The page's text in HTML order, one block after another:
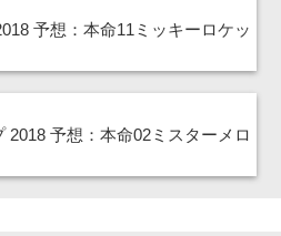
予想：本命11ミッキーロケッ
2018 予想：本命02ミスターメロ